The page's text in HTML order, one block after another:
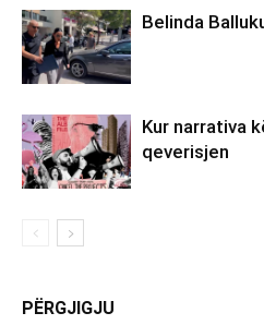
Belinda
Kur narrativa
qeverisjen
PËRGJIGJU